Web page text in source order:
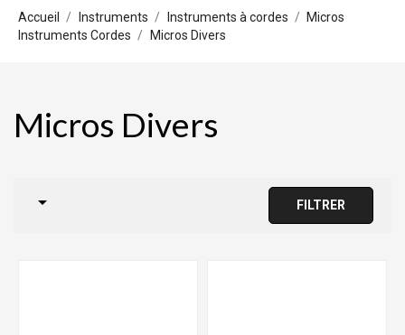
Accueil Instruments Instruments à cordes
Micros
Instruments Cordes
Micros Divers
Micros Divers
 FILTRER